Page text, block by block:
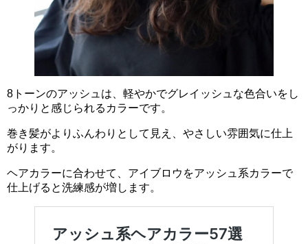
8トーンのアッシュは、軽やかでグレイッシュな色合いをし
っかりと感じられるカラーです。
巻き髪がよりふんわりとして見え、やさしい雰囲気に仕上
がります。
ヘアカラーに合わせて、アイブロウをアッシュ系カラーで
仕上げると洗練感が増します。